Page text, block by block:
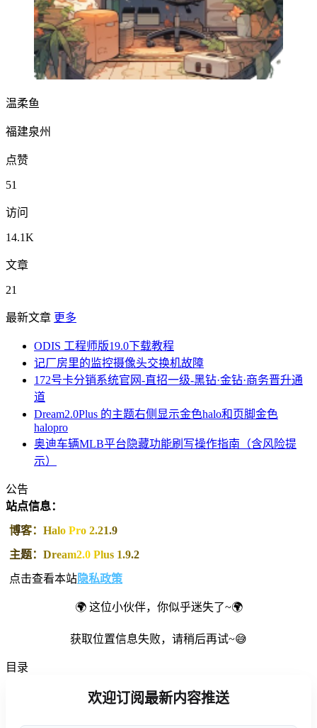
温柔鱼
福建泉州
点赞
51
访问
14.1K
文章
21
最新文章 更多
ODIS 工程师版19.0下载教程
记厂房里的监控摄像头交换机故障
172号卡分销系统官网-直招一级-黑钻·金钻·商务晋升通
道
Dream2.0Plus 的主题右侧显示金色halo和页脚金色
halopro
奥迪车辆MLB平台隐藏功能刷写操作指南（含风险提
示）
公告
站点信息：
博客：Halo Pro 2.21.9
主题：Dream2.0 Plus 1.9.2
点击查看本站隐私政策
🌍 这位小伙伴，你似乎迷失了~🌍
获取位置信息失败，请稍后再试~😅
目录